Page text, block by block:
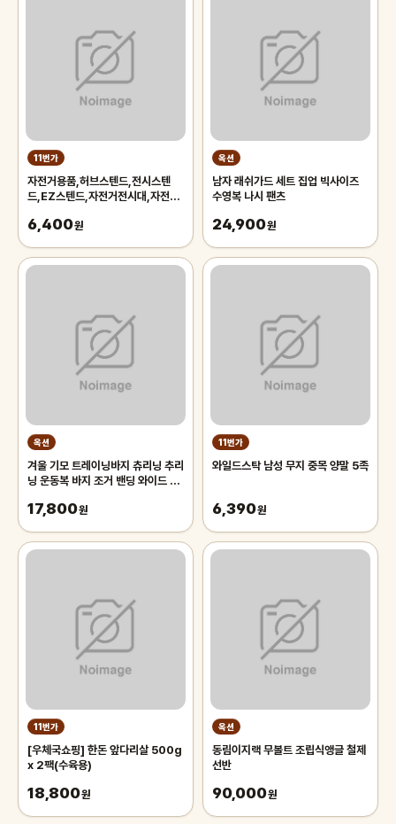
11번가
자전거용품,허브스텐드,전시스텐
드,EZ스텐드,자전거전시대,자전거
6,400원
옥션
남자 래쉬가드 세트 집업 빅사이즈
수영복 나시 팬츠
24,900원
옥션
겨울 기모 트레이닝바지 츄리닝 추리
닝 운동복 바지 조거 밴딩 와이드 팬
17,800원
11번가
와일드스탁 남성 무지 중목 양말 5족
6,390원
11번가
[우체국쇼핑] 한돈 앞다리살 500g
x 2팩(수육용)
18,800원
옥션
동림이지랙 무볼트 조립식앵글 철제
선반
90,000원